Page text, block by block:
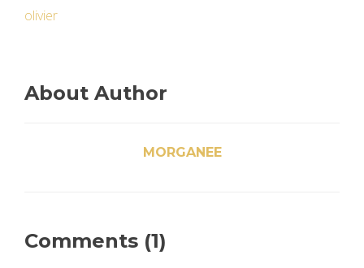
olivier
About Author
MORGANEE
Comments (1)